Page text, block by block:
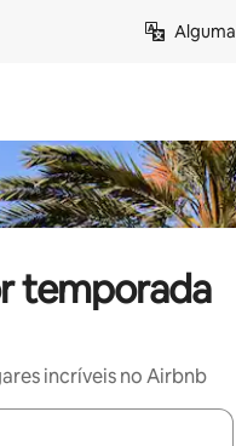
temporada
incríveis no Airbnb